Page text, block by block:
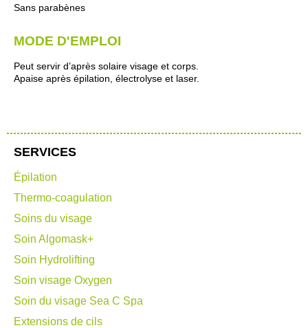
Sans parabènes
MODE D'EMPLOI
Peut servir d’après solaire visage et corps.
Apaise après épilation, électrolyse et laser.
SERVICES
Épilation
Thermo-coagulation
Soins du visage
Soin Algomask+
Soin Hydrolifting
Soin visage Oxygen
Soin du visage Sea C Spa
Extensions de cils